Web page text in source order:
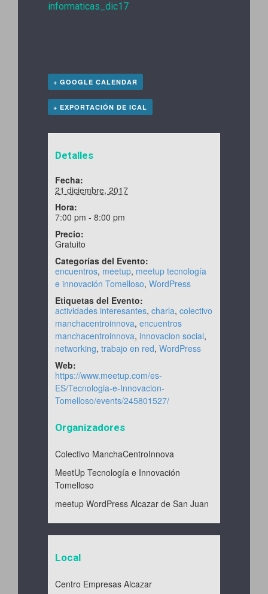
informaticas_dic17
+ GOOGLE CALENDAR
+ EXPORTACIÓN DE ICAL
Detalles
Fecha:
21 diciembre, 2017
Hora:
7:00 pm - 8:00 pm
Precio:
Gratuito
Categorías del Evento:
encuentros, meetup, meetup tecnología
e innovación Tomelloso,WordPress
Etiquetas del Evento:
actividades interesantes,charla,colectivo
manchacentroinnova,encuentros
manchacentroinnova,innovacion social,
networking,trabajo en red,WordPress
Web:
https://www.meetup.com/es-
ES/Tecnologia-e-Innovacion-
Tomelloso/events/245801527/
Organizadores
Colectivo ManchaCentroInnova
MeetUp Tecnología e Innovación
Tomelloso
meetup WordPress Alcazar de San Juan
Local
Centro Empresas Alcazar